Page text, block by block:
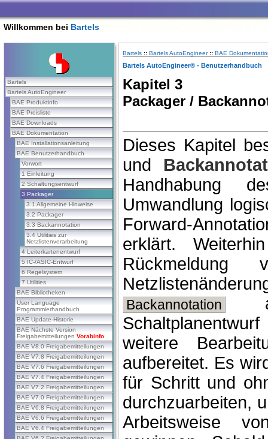
Willkommen bei Bartels
Bartels
Bartels AutoEngineer
BAE Produktinfo
BAE Preisliste
BAE Downloads
BAE Dokumentation
BAE Installationsanleitung
BAE Benutzerhandbuch
Vorwort
1 Einleitung
2 Schaltungsentwurf
3 Packager
3.1 Allgemeine Hinweise
3.2 Packager
3.3 Backannotation
3.4 Utilities zur
Netzlistenverarbeitung
4 Leiterkartenentwurf
5 IC-/ASIC-Entwurf
6 Regelsystem
7 Utilities
BAE Bibliotheken
User Language
Programmierhandbuch
BAE Update-Historie
BAE Nächste Version
Freigabemitteilungen Vorabinfo
BAE V8.0 Freigabemitteilungen
BAE V7.8 Freigabemitteilungen
BAE V7.6 Freigabemitteilungen
BAE V7.4 Freigabemitteilungen
BAE V7.2 Freigabemitteilungen
BAE V7.0 Freigabemitteilungen
BAE V6.8 Freigabemitteilungen
BAE V6.6 Freigabemitteilungen
BAE V6.4 Freigabemitteilungen
Bartels :: Bartels AutoEngineer :: BAE
Bartels AutoEngineer® - Benutzerhandbuch
Kapitel 3
Packager /
Dieses Kapitel
und
Handhabung
Umwandlung
Forward-
erklärt.
Rückmeldung
Backannotation
weitere
aufbereitet. Es
für Schritt und
durchzuarbeiten,
Arbeitsweise